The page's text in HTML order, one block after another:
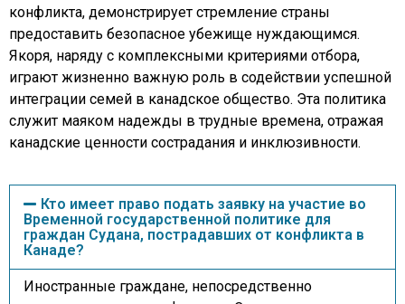
конфликта, демонстрирует стремление страны
предоставить безопасное убежище нуждающимся.
Якоря, наряду с комплексными критериями отбора,
играют жизненно важную роль в содействии успешной
интеграции семей в канадское общество. Эта политика
служит маяком надежды в трудные времена, отражая
канадские ценности сострадания и инклюзивности.
Кто имеет право подать заявку на участие во
Временной государственной политике для
граждан Судана, пострадавших от конфликта в
Канаде?
Иностранные граждане, непосредственно